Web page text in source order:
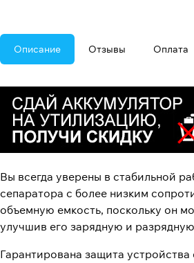
Описание Отзывы Оплата
Вы всегда уверены в стабильной
сепаратора с более низким
объемную емкость, поскольку он
улучшив его зарядную и
Гарантирована защита